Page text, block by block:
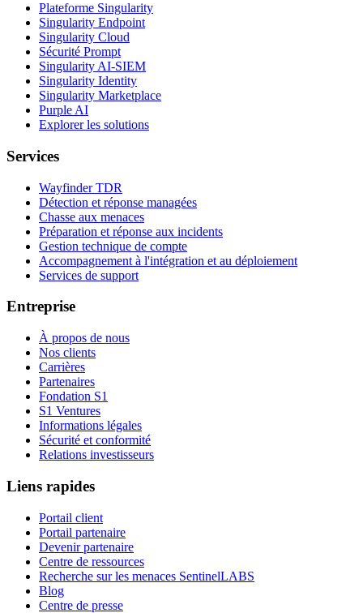
Plateforme Singularity
Singularity Endpoint
Singularity Cloud
Sécurité Prompt
Singularity AI-SIEM
Singularity Identity
Singularity Marketplace
Purple AI
Explorer les solutions
Services
Wayfinder TDR
Détection et réponse managées
Chasse aux menaces
Préparation et réponse aux incidents
Gestion technique de compte
Accompagnement à l'intégration et au déploiement
Services de support
Entreprise
À propos de nous
Nos clients
Carrières
Partenaires
Fondation S1
S1 Ventures
Informations légales
Sécurité et conformité
Relations investisseurs
Liens rapides
Portail client
Portail partenaire
Devenir partenaire
Centre de ressources
Recherche sur les menaces SentinelLABS
Blog
Centre de presse